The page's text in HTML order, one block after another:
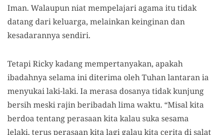
Iman. Walaupun niat mempelajari agama itu tidak
datang dari keluarga, melainkan keinginan dan
kesadarannya sendiri.
Tetapi Ricky kadang mempertanyakan, apakah
ibadahnya selama ini diterima oleh Tuhan lantaran ia
menyukai laki-laki. Ia merasa dosanya tidak kunjung
bersih meski rajin beribadah lima waktu. “Misal kita
berdoa tentang perasaan kita kalau suka sesama
lelaki, terus perasaan kita lagi galau kita cerita di salat